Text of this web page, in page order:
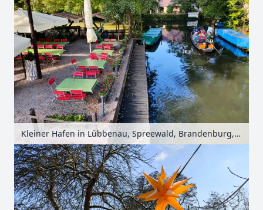
Kleiner Hafen in Lübbenau, Spreewald, Brandenburg, Deutschland